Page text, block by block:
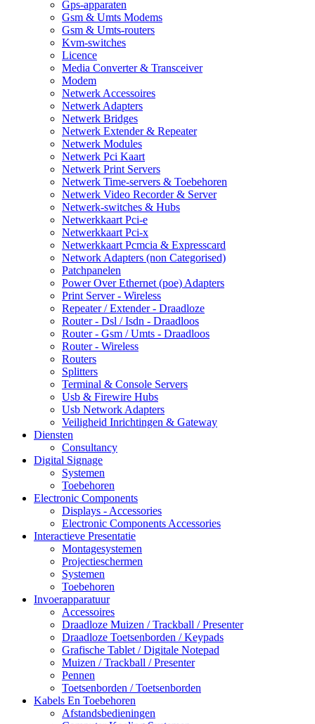
Gps-apparaten
Gsm & Umts Modems
Gsm & Umts-routers
Kvm-switches
Licence
Media Converter & Transceiver
Modem
Netwerk Accessoires
Netwerk Adapters
Netwerk Bridges
Netwerk Extender & Repeater
Netwerk Modules
Netwerk Pci Kaart
Netwerk Print Servers
Netwerk Time-servers & Toebehoren
Netwerk Video Recorder & Server
Netwerk-switches & Hubs
Netwerkkaart Pci-e
Netwerkkaart Pci-x
Netwerkkaart Pcmcia & Expresscard
Network Adapters (non Categorised)
Patchpanelen
Power Over Ethernet (poe) Adapters
Print Server - Wireless
Repeater / Extender - Draadloze
Router - Dsl / Isdn - Draadloos
Router - Gsm / Umts - Draadloos
Router - Wireless
Routers
Splitters
Terminal & Console Servers
Usb & Firewire Hubs
Usb Network Adapters
Veiligheid Inrichtingen & Gateway
Diensten
Consultancy
Digital Signage
Systemen
Toebehoren
Electronic Components
Displays - Accessories
Electronic Components Accessories
Interactieve Presentatie
Montagesystemen
Projectieschermen
Systemen
Toebehoren
Invoerapparatuur
Accessoires
Draadloze Muizen / Trackball / Presenter
Draadloze Toetsenborden / Keypads
Grafische Tablet / Digitale Notepad
Muizen / Trackball / Presenter
Pennen
Toetsenborden / Toetsenborden
Kabels En Toebehoren
Afstandsbedieningen